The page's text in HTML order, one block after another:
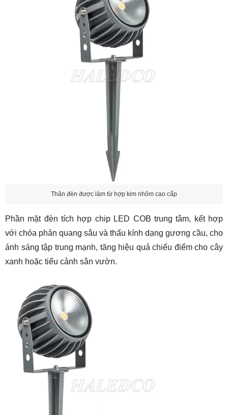
Thân đèn được làm từ hợp kim nhôm cao cấp
Phần mặt đèn tích hợp chip LED COB trung tâm, kết hợp
với chóa phản quang sâu và thấu kính dạng gương cầu, cho
ánh sáng tập trung mạnh, tăng hiệu quả chiếu điểm cho cây
xanh hoặc tiểu cảnh sân vườn.